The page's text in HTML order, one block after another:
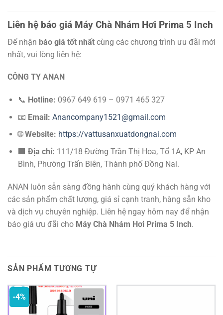
Liên hệ báo giá Máy Chà Nhám Hơi Prima 5 Inch
Để nhận báo giá tốt nhất cùng các chương trình ưu đãi mới
nhất, vui lòng liên hệ:
CÔNG TY ANAN
📞 Hotline: 0967 649 619 – 0971 465 327
📧 Email: Anancompany1521@gmail.com
🌐Website: https://vattusanxuatdongnai.com
🏢 Địa chỉ: 111/18 Đường Trần Thị Hoa, Tổ 1A, KP An
Bình, Phường Trấn Biên, Thành phố Đồng Nai.
ANAN luôn sẵn sàng đồng hành cùng quý khách hàng với
các sản phẩm chất lượng, giá sỉ cạnh tranh, hàng sẵn kho
và dịch vụ chuyên nghiệp. Liên hệ ngay hôm nay để nhận
báo giá ưu đãi cho Máy Chà Nhám Hơi Prima 5 Inch.
SẢN PHẨM TƯƠNG TỰ
-4%